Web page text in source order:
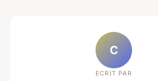
C
ECRIT PAR